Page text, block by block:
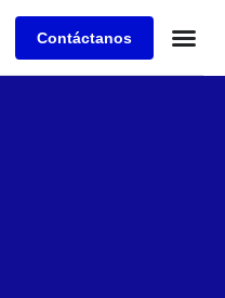
Contáctanos